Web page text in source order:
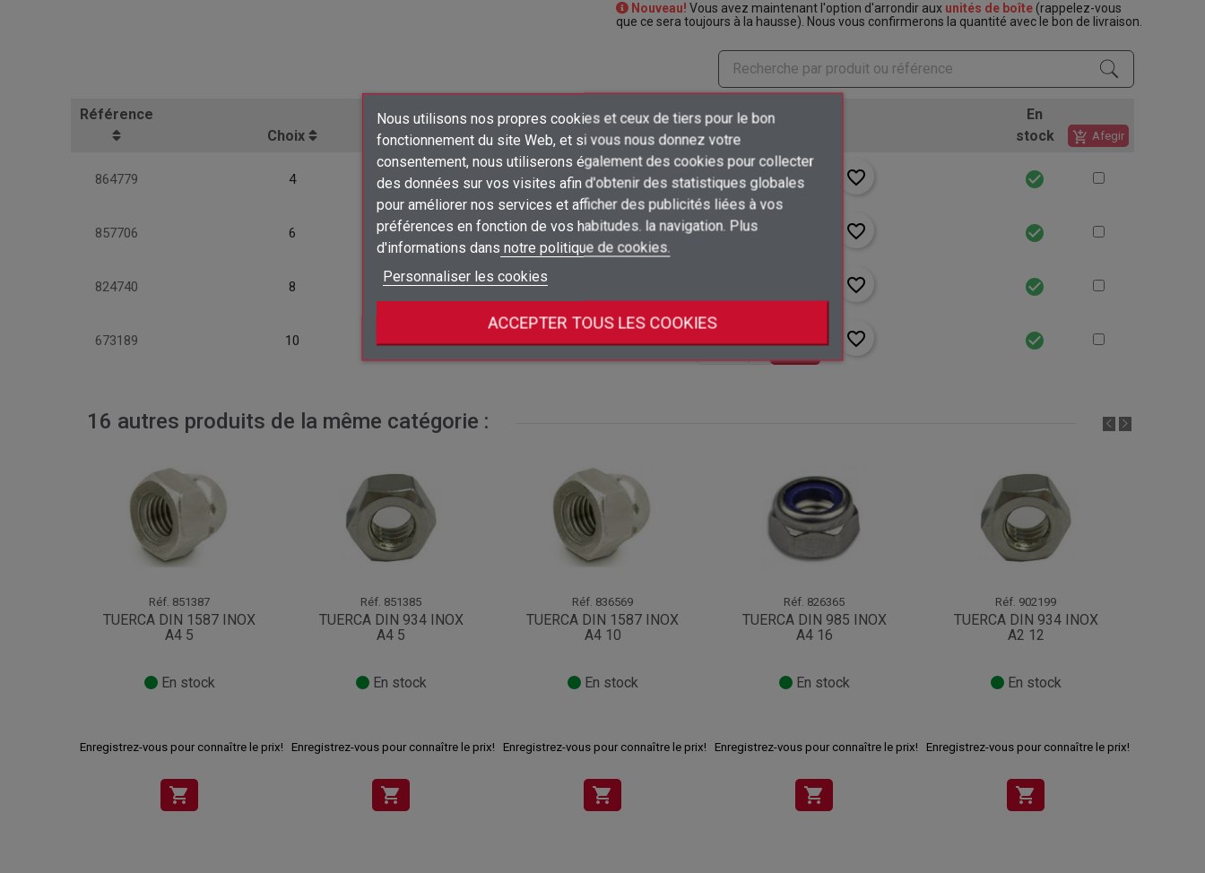
Ajouter à ma liste d'envies ×
add_circle_outline
Créer une nouvelle liste
Créer une liste d'envies ×
Nom de la liste d'envies
Annuler
Connexion ×
Vous devez être connecté pour ajouter des produits à votre liste d'envies.
Nous utilisons nos propres cookies et ceux de tiers pour le bon
fonctionnement du site Web, et si vous nous donnez votre
consentement, nous utiliserons également des cookies pour collecter
des données sur vos visites afin d'obtenir des statistiques globales
pour améliorer nos services et afficher des publicités liées à vos
préférences en fonction de vos habitudes. la navigation. Plus
d'informations dans notre politique de cookies.
Personnaliser les cookies
ACCEPTER TOUS LES COOKIES
Nouveau! Vous avez maintenant l'option d'arrondir aux unités de boîte (rappelez-vous
que ce sera toujours à la hausse). Nous vous confirmerons la quantité avec le bon de livraison.
Référence
Choix
Prix Emballage Actions
En
stock
add_shopping_cart Afegir
864779 4
Connectez-vous pour voir les
prix
1000 unidad ud shopping_cart favorite_border check_circle
857706 6
Connectez-vous pour voir les
prix
2000 unidad ud favorite_border check_circle
824740 8
Connectez-vous pour voir les
prix
favorite_border check_circle
673189 10
Connectez-vous pour voir les
450 unidad ud shopping_cart favorite_border check_circle
16 autres produits de la même catégorie :
Réf. 851387
TUERCA DIN 1587 INOX
A4 5
En stock
Enregistrez-vous pour connaître le prix!
shopping_cart
Réf. 851385
TUERCA DIN 934 INOX
A4 5
En stock
Enregistrez-vous pour connaître le prix!
shopping_cart
Réf. 836569
TUERCA DIN 1587 INOX
A4 10
En stock
Enregistrez-vous pour connaître le prix!
shopping_cart
Réf. 826365
TUERCA DIN 985 INOX
A4 16
En stock
Enregistrez-vous pour connaître le prix!
shopping_cart
Réf. 902199
TUERCA DIN 934 INOX
A2 12
En stock
Enregistrez-vous pour connaître le prix!
shopping_cart